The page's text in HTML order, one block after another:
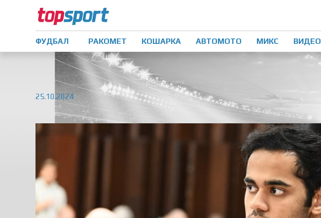
ФУДБАЛ РАКОМЕТ КОШАРКА АВТОМОТО МИКС ВИДЕО
25.10.2024